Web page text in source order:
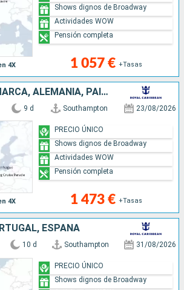
4X 1 057 € +Tasas
Shows dignos de Broadway
Actividades WOW
Pensión completa
NORUEGA, DINAMARCA, ALEMANIA, PAISES BAJOS, REINO UNIDO
4X
9 d Southampton 23/08/2026
1 473 € +Tasas
PRECIO ÚNICO
Shows dignos de Broadway
Actividades WOW
Pensión completa
ESPAÑA
10 d Southampton 31/08/2026
PRECIO ÚNICO
Shows dignos de Broadway